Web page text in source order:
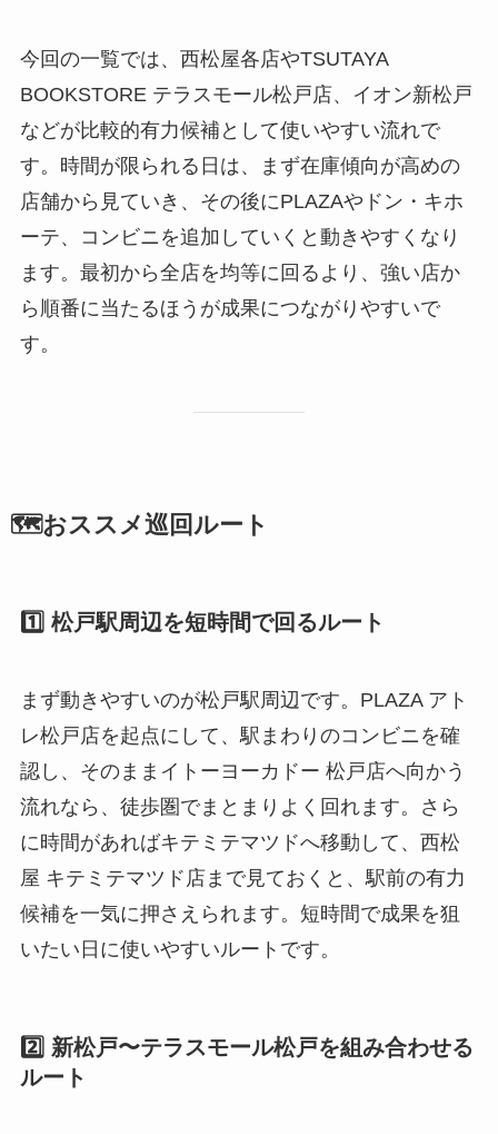
今回の一覧では、西松屋各店やTSUTAYA
BOOKSTORE テラスモール松戸店、イオン新松戸
などが比較的有力候補として使いやすい流れで
す。時間が限られる日は、まず在庫傾向が高めの
店舗から見ていき、その後にPLAZAやドン・キホ
ーテ、コンビニを追加していくと動きやすくなり
ます。最初から全店を均等に回るより、強い店か
ら順番に当たるほうが成果につながりやすいで
す。
🗺️おススメ巡回ルート
1️⃣ 松戸駅周辺を短時間で回るルート
まず動きやすいのが松戸駅周辺です。PLAZA アト
レ松戸店を起点にして、駅まわりのコンビニを確
認し、そのままイトーヨーカドー 松戸店へ向かう
流れなら、徒歩圏でまとまりよく回れます。さら
に時間があればキテミテマツドへ移動して、西松
屋 キテミテマツド店まで見ておくと、駅前の有力
候補を一気に押さえられます。短時間で成果を狙
いたい日に使いやすいルートです。
2️⃣ 新松戸〜テラスモール松戸を組み合わせる
ルート